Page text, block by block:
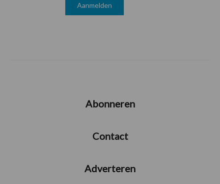
Abonneren
Contact
Adverteren